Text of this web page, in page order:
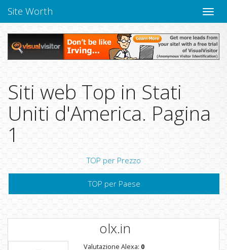
Chiudi
Site Worth
Siti web Top in Stati
Uniti d'America. Pagina
1
TOP per Prezzo
TOP per Paese
olx.in
Valutazione Alexa: 0